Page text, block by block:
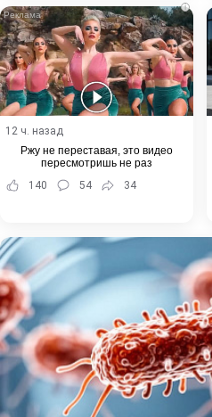
i
12 ч. назад
Ржу не переставая, это видео
пересмотришь не раз
140
54 34